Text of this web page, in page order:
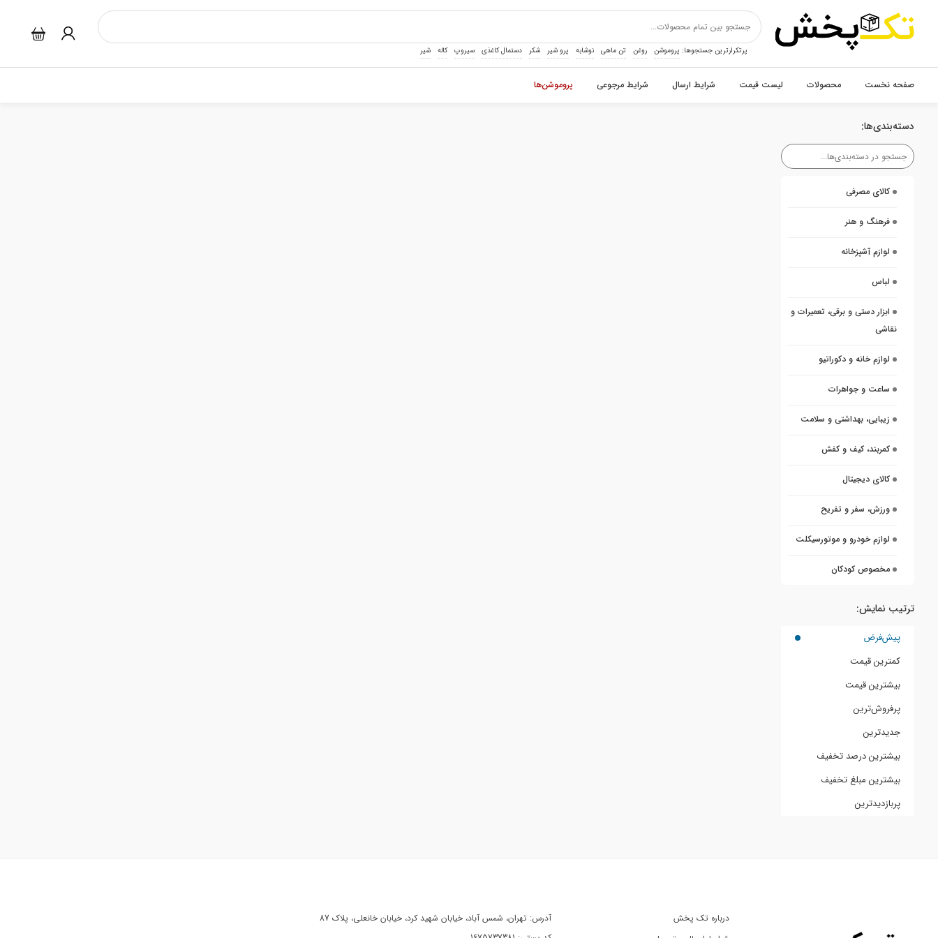
پرتکرارترین جستجوها: پروموشن روغن تن ماهی نوشابه پرو شیر شکر دستمال کاغذی سیروپ کاله شیر
صفحه نخست محصولات لیست قیمت شرایط ارسال شرایط مرجوعی پروموشن‌ها
دسته‌بندی‌ها:
کالای مصرفی
فرهنگ و هنر
لوازم آشپزخانه
لباس
ابزار دستی و برقی، تعمیرات و
نقاشی
لوازم خانه و دکوراتیو
ساعت و جواهرات
زیبایی، بهداشتی و سلامت
کمربند، کیف و کفش
کالای دیجیتال
ورزش، سفر و تفریح
لوازم خودرو و موتورسیکلت
مخصوص کودکان
ترتیب نمایش:
پیش‌فرض
کمترین قیمت
بیشترین قیمت
پرفروش‌ترین
جدیدترین
بیشترین درصد تخفیف
بیشترین مبلغ تخفیف
پربازدیدترین
درباره تک پخش
آدرس: تهران، شمس آباد، خیابان شهید کرد، خیابان خانعلی، پلاک 87